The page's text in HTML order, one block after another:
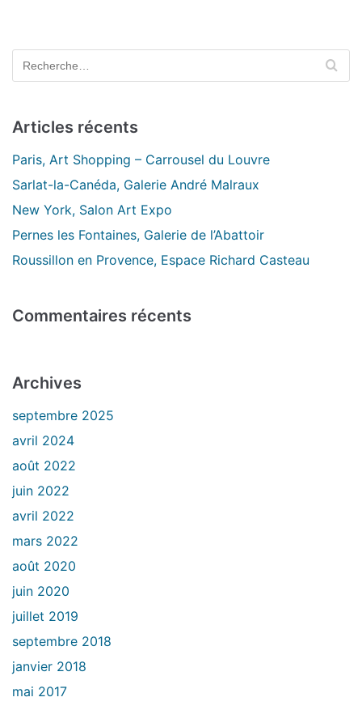
Articles récents
Paris, Art Shopping – Carrousel du Louvre
Sarlat-la-Canéda, Galerie André Malraux
New York, Salon Art Expo
Pernes les Fontaines, Galerie de l’Abattoir
Roussillon en Provence, Espace Richard Casteau
Commentaires récents
Archives
septembre 2025
avril 2024
août 2022
juin 2022
avril 2022
mars 2022
août 2020
juin 2020
juillet 2019
septembre 2018
janvier 2018
mai 2017